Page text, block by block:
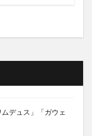
デュス」「ガウェ